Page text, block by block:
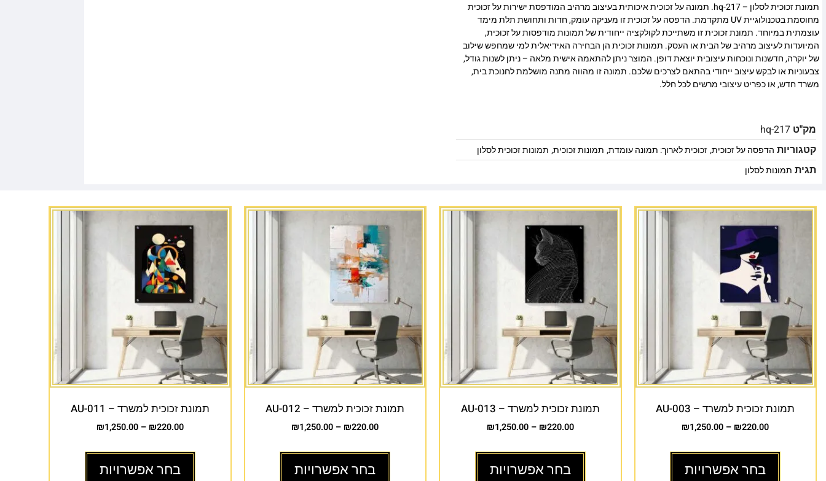
תמונת זכוכית לסלון – hq-217. תמונה על זכוכית איכותית בעיצוב מרהיב המודפסת ישירות על זכוכית
מחוסמת בטכנולוגיית UV מתקדמת. הדפסה על זכוכית זו מעניקה עומק, חדות ותחושת תלת מימד
עוצמתית במיוחד. תמונת זכוכית זו משתייכת לקולקציה ייחודית של תמונות מודפסות על זכוכית,
המיועדות לעיצוב מרהיב של הבית או העסק. תמונות זכוכית הן הבחירה האידיאלית למי שמחפש שילוב
של יוקרה, חדשנות ונוכחות עיצובית יוצאת דופן. המוצר ניתן להתאמה אישית מלאה – ניתן לשנות גודל,
צבעוניות או לבקש עיצוב ייחודי בהתאם לצרכים שלכם. תמונה זו מהווה מתנה מושלמת לחנוכת בית,
משרד חדש, או כפריט עיצובי מרשים לכל חלל.
מק"טhq-217
קטגוריות הדפסה על זכוכית,זכוכית לארוך: תמונה עומדת, תמונות זכוכית, תמונות זכוכית לסלון
תגית תמונות לסלון
תמונת זכוכית למשרד – AU-003
₪220.00
–
₪1,250.00
בחר אפשרויות
תמונת זכוכית למשרד – AU-013
₪220.00
–
₪1,250.00
בחר אפשרויות
תמונת זכוכית למשרד – AU-012
₪220.00
–
₪1,250.00
בחר אפשרויות
תמונת זכוכית למשרד – AU-011
₪220.00
–
₪1,250.00
בחר אפשרויות